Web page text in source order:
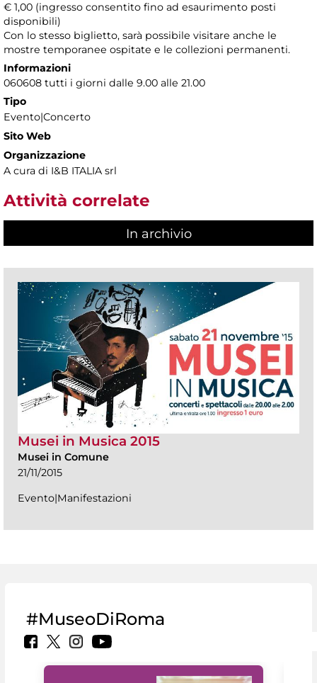
€ 1,00 (ingresso consentito fino ad esaurimento posti
disponibili)
Con lo stesso biglietto, sarà possibile visitare anche le
mostre temporanee ospitate e le collezioni permanenti.
Informazioni
060608 tutti i giorni dalle 9.00 alle 21.00
Tipo
Evento|Concerto
Sito Web
Organizzazione
A cura di I&B ITALIA srl
Attività correlate
In archivio
Musei in Musica 2015
Musei in Comune
21/11/2015
Evento|Manifestazioni
#MuseoDiRoma